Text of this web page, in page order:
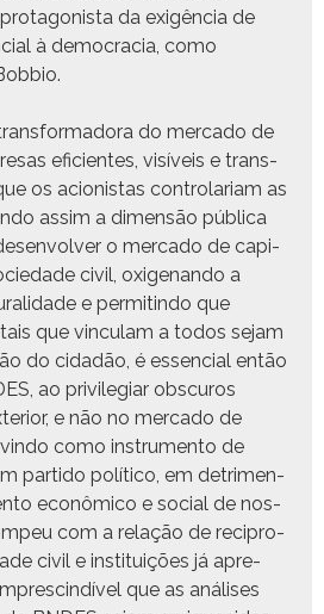
da exigên­cia de
à democ­ra­cia, como
do mer­ca­do de
efi­cientes, visíveis e trans­
os acionistas con­tro­lar­i­am as
assim a dimen­são públi­ca
o mer­ca­do de cap­i­
civ­il, oxi­ge­nan­do a
e per­mitin­do que
que vin­cu­lam a todos sejam
do cidadão, é essen­cial então
ao priv­i­le­giar obscuros
e não no mer­ca­do de
como instru­men­to de
par­tido políti­co, em detri­men­
econômi­co e social de nos­
com a relação de rec­i­pro­
civ­il e insti­tu­ições já apre­
que as anális­es